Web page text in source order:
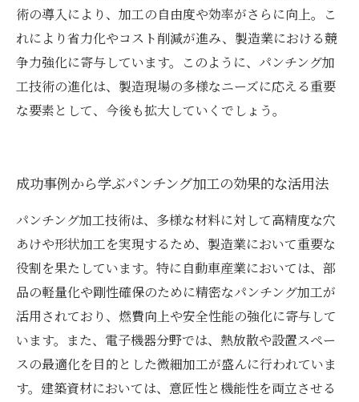
術の導入により、加工の自由度や効率がさらに向上。こ
れにより省力化やコスト削減が進み、製造業における競
争力強化に寄与しています。このように、パンチング加
工技術の進化は、製造現場の多様なニーズに応える重要
な要素として、今後も拡大していくでしょう。
成功事例から学ぶパンチング加工の効果的な活用法
パンチング加工技術は、多様な材料に対して高精度な穴
あけや形状加工を実現するため、製造業において重要な
役割を果たしています。特に自動車産業においては、部
品の軽量化や剛性確保のために精密なパンチング加工が
活用されており、燃費向上や安全性能の強化に寄与して
います。また、電子機器分野では、熱放散や設置スペー
スの最適化を目的とした微細加工が盛んに行われていま
す。建築資材においては、意匠性と機能性を両立させる